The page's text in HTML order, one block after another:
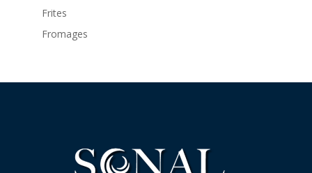
Frites
Fromages